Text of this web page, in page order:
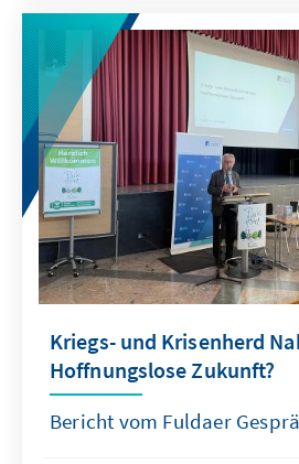
Kriegs- und Krisenherd
Hoffnungslose Zukunft?
Bericht vom Fuldaer